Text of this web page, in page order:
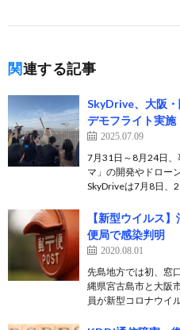
関連する記事
SkyDrive、大阪・
デモフライト実施
2025.07.09
7月31日～8月24日
マ」の開発やドロー
SkyDriveは7月8日、
【新型ウイルス
便局で感染判明
2020.08.01
先島地方では初、窓
縄県宮古島市と大阪
員が新型コロナウイ